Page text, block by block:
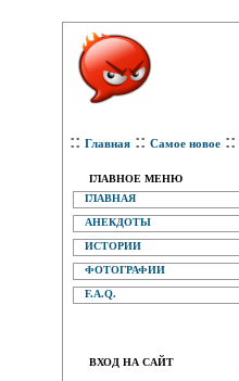
:: Главная :: Самое новое ::
ГЛАВНОЕ МЕНЮ
ГЛАВНАЯ
АНЕКДОТЫ
ИСТОРИИ
ФОТОГРАФИИ
F.A.Q.
ВХОД НА САЙТ